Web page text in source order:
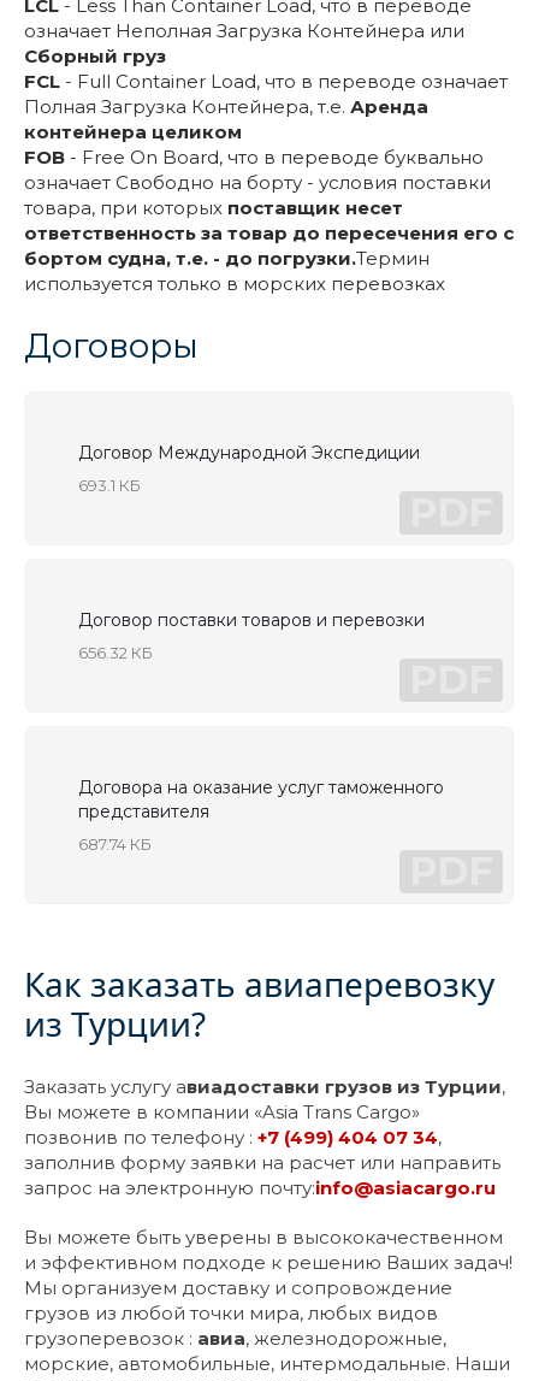
LCL - Less Than Container Load, что в переводе
означает Неполная Загрузка Контейнера или
Сборный груз
FCL - Full Container Load, что в переводе означает
Полная Загрузка Контейнера, т.е. Аренда
контейнера целиком
FOB - Free On Board, что в переводе буквально
означает Свободно на борту - условия поставки
товара, при которых поставщик несет
ответственность за товар до пересечения его с
бортом судна, т.е. - до погрузки.Термин
используется только в морских перевозках
Договоры
Договор Международной Экспедиции
693.1 КБ
Договор поставки товаров и перевозки
656.32 КБ
Договора на оказание услуг таможенного
представителя
687.74 КБ
Как заказать авиаперевозку
из Турции?
Заказать услугу авиадоставки грузов из Турции,
Вы можете в компании «Asia Trans Cargo»
позвонив по телефону : +7 (499) 404 07 34,
заполнив форму заявки на расчет или направить
запрос на электронную почту:info@asiacargo.ru
Вы можете быть уверены в высококачественном
и эффективном подходе к решению Ваших задач!
Мы организуем доставку и сопровождение
грузов из любой точки мира, любых видов
грузоперевозок : авиа, железнодорожные,
морские, автомобильные, интермодальные. Наши